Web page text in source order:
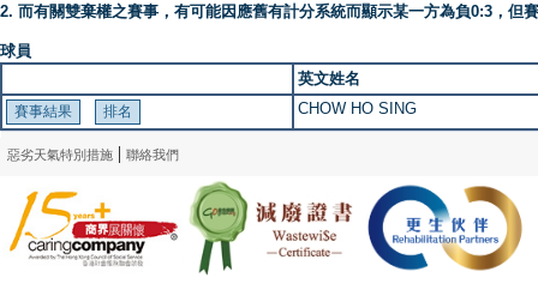
2. 而有關雙棄權之賽事，有可能因應舊有計分系統而顯示某一方為負0:3，但
球員
英文姓名
CHOW HO SING